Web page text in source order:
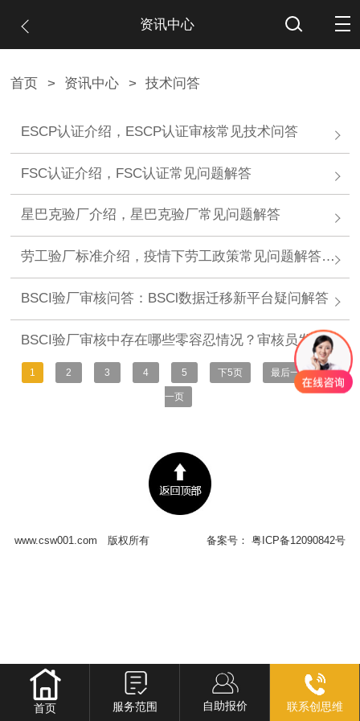
资讯中心
首页 > 资讯中心 > 技术问答
ESCP认证介绍，ESCP认证审核常见技术问答
FSC认证介绍，FSC认证常见问题解答
星巴克验厂介绍，星巴克验厂常见问题解答
劳工验厂标准介绍，疫情下劳工政策常见问题解答及注意事项
BSCI验厂审核问答：BSCl数据迁移新平台疑问解答
BSCI验厂审核中存在哪些零容忍情况？审核员发现零容忍情况会怎么做？
1 2 3 4 5 下5页 最后一页 下
一页
备案号：粤ICP备12090842号
www.csw001.com 版权所有
首页 服务范围 自助报价 联系创思维